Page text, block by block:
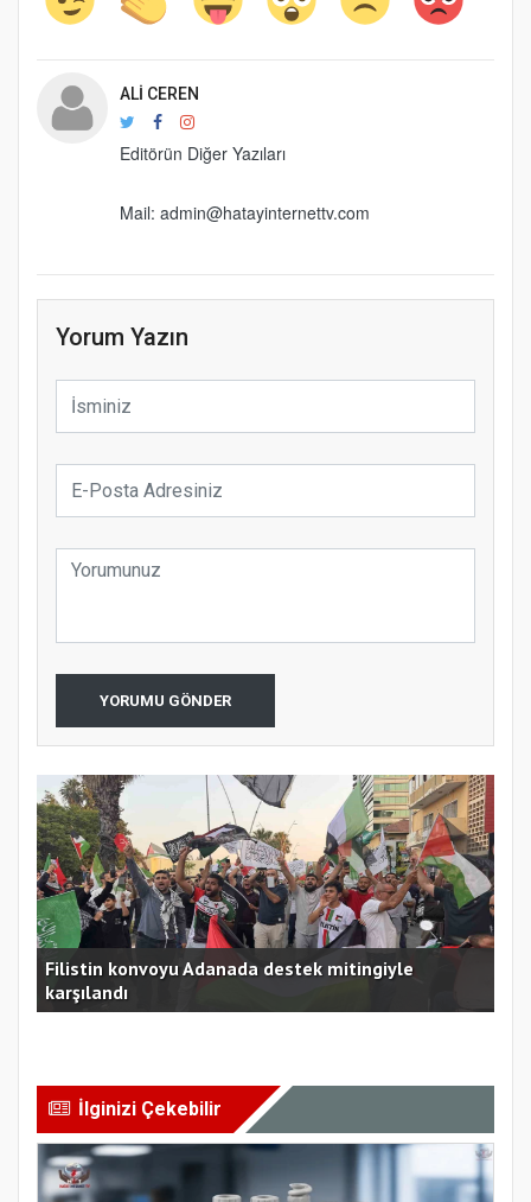
ALI CEREN
Editörün Diğer Yazıları
Mail: admin@hatayinternettv.com
Yorum Yazın
YORUMU GÖNDER
Filistin konvoyu Adanada destek mitingiyle
karşılandı
İlginizi Çekebilir